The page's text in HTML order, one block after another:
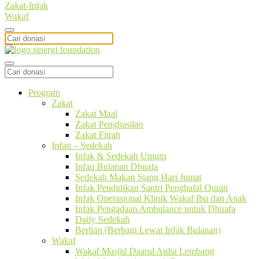
Zakat-Infak
Wakaf
Program
Zakat
Zakat Maal
Zakat Penghasilan
Zakat Fitrah
Infaq – Sedekah
Infak & Sedekah Umum
Infaq Bulanan Dhuafa
Sedekah Makan Siang Hari Jumat
Infak Pendidikan Santri Penghafal Quran
Infak Operasional Klinik Wakaf Ibu dan Anak
Infak Pengadaan Ambulance untuk Dhuafa
Daily Sedekah
Berlian (Berbagi Lewat Infak Bulanan)
Wakaf
Wakaf Masjid Daarul Aulia Lembang